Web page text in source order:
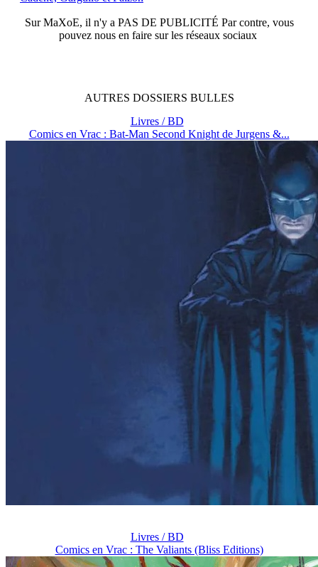
SurMaXoE, il n'y a PAS DE PUBLICITÉ Par contre, vous
pouvez nous en faire sur les réseaux sociaux
AUTRES DOSSIERS BULLES
Livres / BD
Comics en Vrac : Bat-Man Second Knight de Jurgens &...
Livres / BD
Comics en Vrac : The Valiants (Bliss Editions)